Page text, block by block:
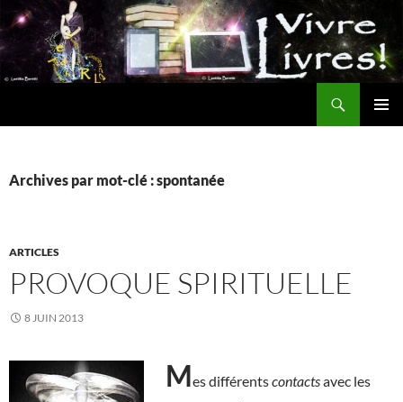
Aller
au
contenu
Archives par mot-clé : spontanée
ARTICLES
PROVOQUE SPIRITUELLE
8 JUIN 2013
Mes différentscontactsavec les